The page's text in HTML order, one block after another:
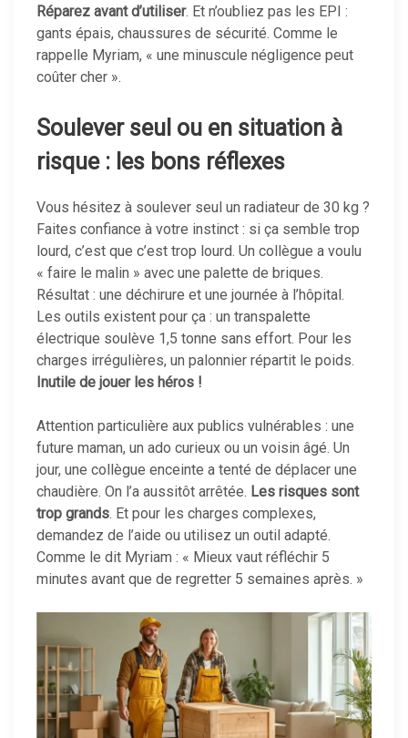
Réparez avant d’utiliser. Et n’oubliez pas les EPI :
gants épais, chaussures de sécurité. Comme le
rappelle Myriam, « une minuscule négligence peut
coûter cher ».
Soulever seul ou en situation à
risque : les bons réflexes
Vous hésitez à soulever seul un radiateur de 30 kg ?
Faites confiance à votre instinct : si ça semble trop
lourd, c’est que c’est trop lourd. Un collègue a voulu
« faire le malin » avec une palette de briques.
Résultat : une déchirure et une journée à l’hôpital.
Les outils existent pour ça : un transpalette
électrique soulève 1,5 tonne sans effort. Pour les
charges irrégulières, un palonnier répartit le poids.
Inutile de jouer les héros !
Attention particulière aux publics vulnérables : une
future maman, un ado curieux ou un voisin âgé. Un
jour, une collègue enceinte a tenté de déplacer une
chaudière. On l’a aussitôt arrêtée. Les risques sont
trop grands. Et pour les charges complexes,
demandez de l’aide ou utilisez un outil adapté.
Comme le dit Myriam : « Mieux vaut réfléchir 5
minutes avant que de regretter 5 semaines après. »